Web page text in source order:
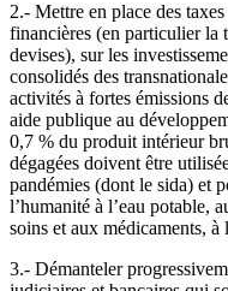
2.- Mettre en place des
financières (en particulier la
devises), sur les
consolidés des
activités à fortes émissions
aide publique au
0,7 % du produit intérieur
dégagées doivent être
pandémies (dont le sida) et
l’humanité à l’eau potable,
soins et aux médicaments, à
3.- Démanteler